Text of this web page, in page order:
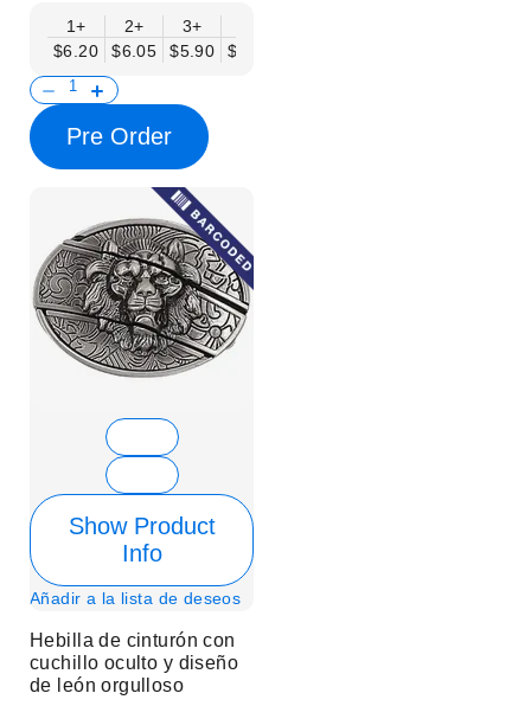
1+
$6.20
2+
$6.05
3+
$5.90
$5.75
Pre Order
Show Product
Info
Añadir a la lista de deseos
Hebilla de cinturón con
cuchillo oculto y diseño
de león orgulloso